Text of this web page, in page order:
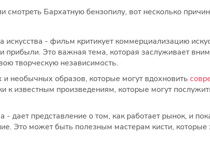
смотреть Бархатную бензопилу, вот несколько
искусства - фильм критикует коммерциализацию
прибыли. Это важная тема, которая заслуживает
творческую независимость.
необычных образов, которые могут вдохновить
к известным произведениям, которые могут
- дает представление о том, как работает рынок, и
Это может быть полезным мастерам кисти, которые